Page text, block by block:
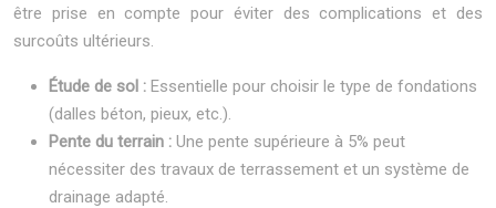
être prise en compte pour éviter des complications et des
surcoûts ultérieurs.
Étude de sol : Essentielle pour choisir le type de fondations
(dalles béton, pieux, etc.).
Pente du terrain : Une pente supérieure à 5% peut
nécessiter des travaux de terrassement et un système de
drainage adapté.